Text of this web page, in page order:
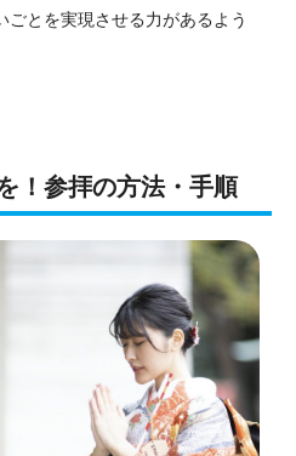
ごとを実現させる力があるよう
！参拝の方法・手順